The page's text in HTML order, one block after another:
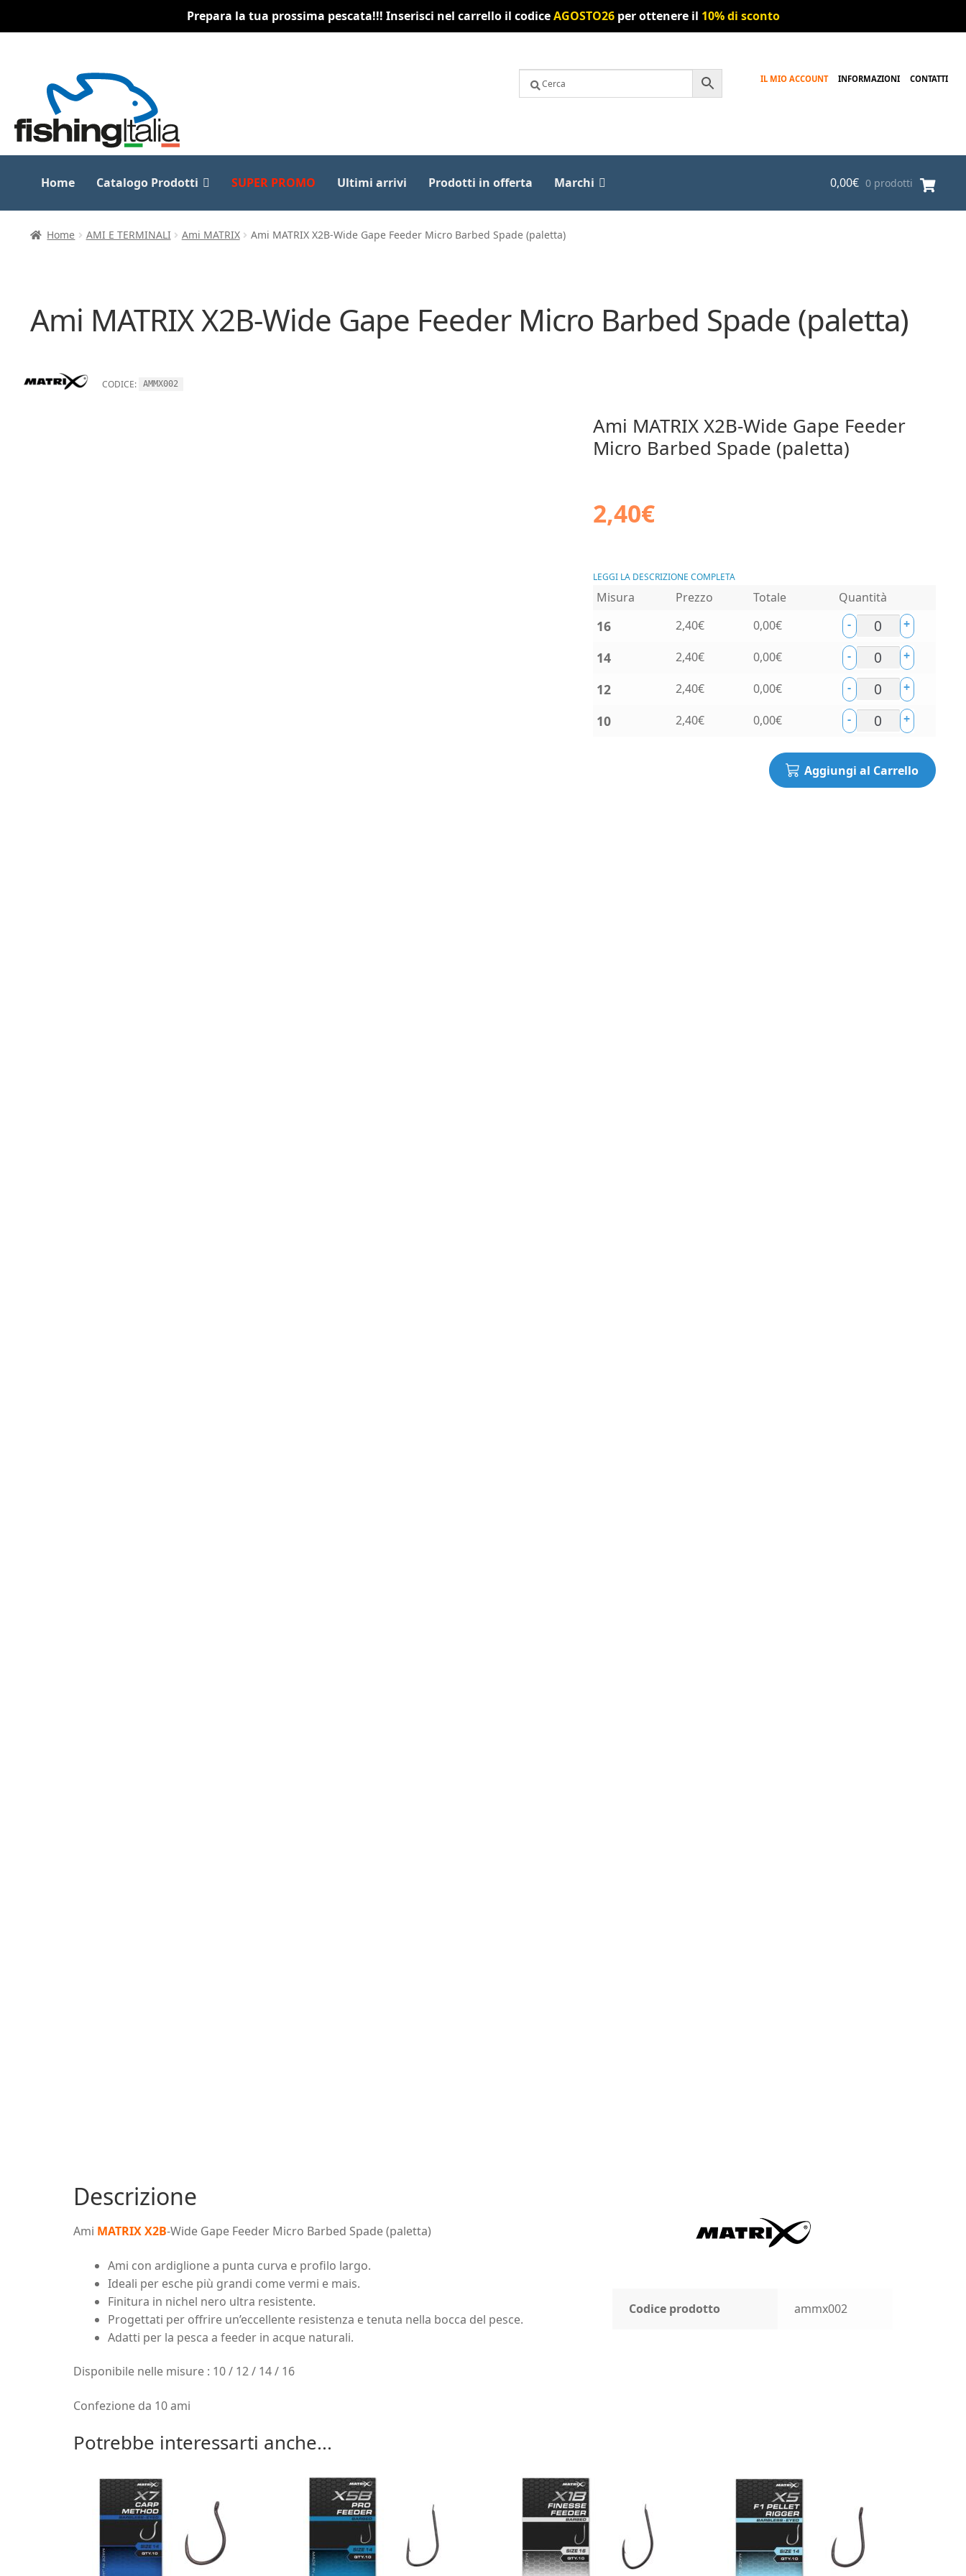
Prepara la tua prossima pescata!!! Inserisci nel carrello il codiceAGOSTO26per ottenere il 10% di sconto
navigazione
contenuto
IL MIO ACCOUNT INFORMAZIONI CONTATTI
Home Catalogo Prodotti SUPER PROMO Ultimi arrivi Prodotti in offerta Marchi 0,00€ 0 prodotti
Home AMI E TERMINALI Ami MATRIX Ami MATRIX X2B-Wide Gape Feeder Micro Barbed Spade (paletta)
Ami MATRIX X2B-Wide Gape Feeder Micro Barbed Spade (paletta)
CODICE: AMMX002
Ami MATRIX X2B-Wide Gape Feeder
Micro Barbed Spade (paletta)
2,40€
LEGGI LA DESCRIZIONE COMPLETA
Misura Prezzo Totale Quantità
16 2,40€ 0,00€ - +
14 2,40€ 0,00€ - +
12 2,40€ 0,00€ - +
10 2,40€ 0,00€ - +
Aggiungi al Carrello
Descrizione
Ami MATRIX X2B-Wide Gape Feeder Micro Barbed Spade (paletta)
Ami con ardiglione a punta curva e profilo largo.
Ideali per esche più grandi come vermi e mais.
Finitura in nichel nero ultra resistente.
Progettati per offrire un’eccellente resistenza e tenuta nella bocca del pesce.
Adatti per la pesca a feeder in acque naturali.
Disponibile nelle misure : 10 / 12 / 14 / 16
Confezione da 10 ami
Codice prodotto ammx002
Potrebbe interessarti anche...